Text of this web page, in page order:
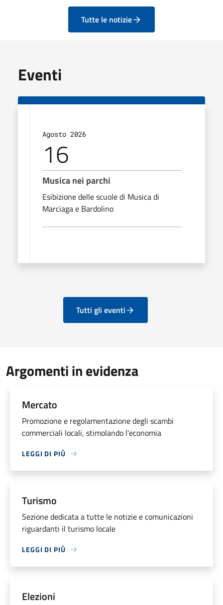
Tutte le notizie
Eventi
Agosto 2026
16
Musica nei parchi
Esibizione delle scuole di Musica di
Marciaga e Bardolino
Tutti gli eventi
Argomenti in evidenza
Mercato
Promozione e regolamentazione degli scambi
commerciali locali, stimolando l'economia
LEGGI DI PIÙ
Turismo
Sezione dedicata a tutte le notizie e comunicazioni
riguardanti il turismo locale
LEGGI DI PIÙ
Elezioni